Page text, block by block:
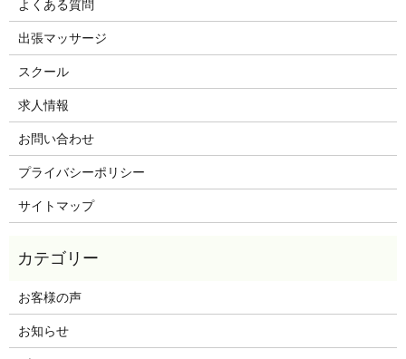
よくある質問
出張マッサージ
スクール
求人情報
お問い合わせ
プライバシーポリシー
サイトマップ
お客様の声
お知らせ